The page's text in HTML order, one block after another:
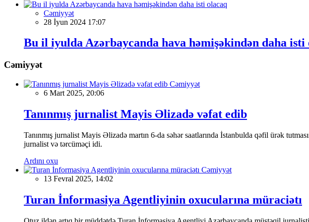
Cəmiyyət
28 İyun 2024 17:07
Bu il iyulda Azərbaycanda hava həmişəkindən daha isti
Cəmiyyət
Cəmiyyət
6 Mart 2025, 20:06
Tanınmış jurnalist Mayis Əlizadə vəfat edib
Tanınmış jurnalist Mayis Əlizadə martın 6-da səhər saatlarında İstanbulda qəfil ürək
jurnalist və tərcüməçi idi.
Ardını oxu
Cəmiyyət
13 Fevral 2025, 14:02
Turan İnformasiya Agentliyinin oxucularına müraciətı